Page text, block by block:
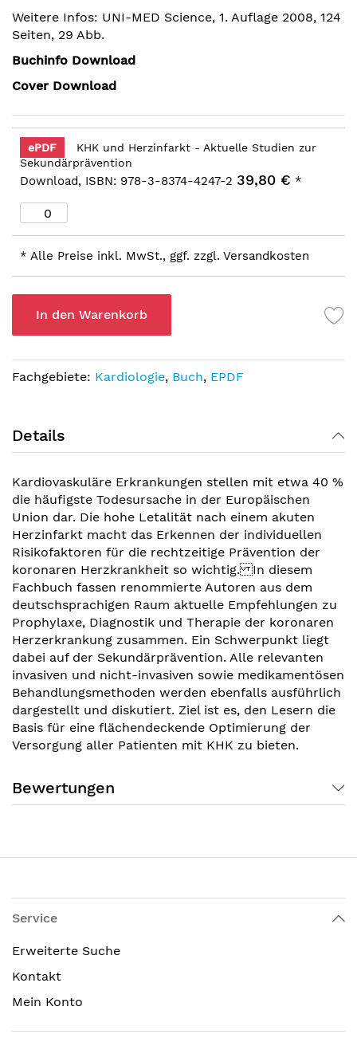
Weitere Infos: UNI-MED Science, 1. Auflage 2008, 124
Seiten, 29 Abb.
Buchinfo Download
Cover Download
ePDF
KHK und Herzinfarkt - Aktuelle Studien zur
Sekundärprävention
Download, ISBN: 978-3-8374-4247-2 39,80 € *
* Alle Preise inkl. MwSt., ggf. zzgl. Versandkosten
In den Warenkorb
Fachgebiete: Kardiologie, Buch, EPDF
Details
Kardiovaskuläre Erkrankungen stellen mit etwa 40 %
die häufigste Todesursache in der Europäischen
Union dar. Die hohe Letalität nach einem akuten
Herzinfarkt macht das Erkennen der individuellen
Risikofaktoren für die rechtzeitige Prävention der
koronaren Herzkrankheit so wichtig. In diesem
Fachbuch fassen renommierte Autoren aus dem
deutschsprachigen Raum aktuelle Empfehlungen zu
Prophylaxe, Diagnostik und Therapie der koronaren
Herzerkrankung zusammen. Ein Schwerpunkt liegt
dabei auf der Sekundärprävention. Alle relevanten
invasiven und nicht-invasiven sowie medikamentösen
Behandlungsmethoden werden ebenfalls ausführlich
dargestellt und diskutiert. Ziel ist es, den Lesern die
Basis für eine flächendeckende Optimierung der
Versorgung aller Patienten mit KHK zu bieten.
Bewertungen
Service
Erweiterte Suche
Kontakt
Mein Konto